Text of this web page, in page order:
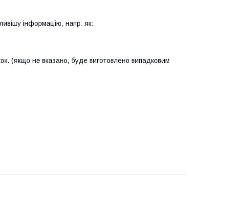
інформацію, напр. як:
(якщо не вказано, буде виготовлено випадковим